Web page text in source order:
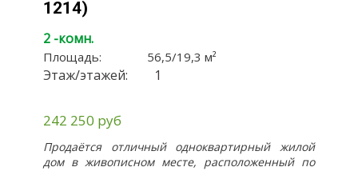
соток. Возможен вариант обмена на квартиру.
1214)
2 -комн.
Площадь: 56,5/19,3 м²
Этаж/этажей: 1
242 250 руб
Продаётся отличный одноквартирный жилой
дом в живописном месте, расположенный по